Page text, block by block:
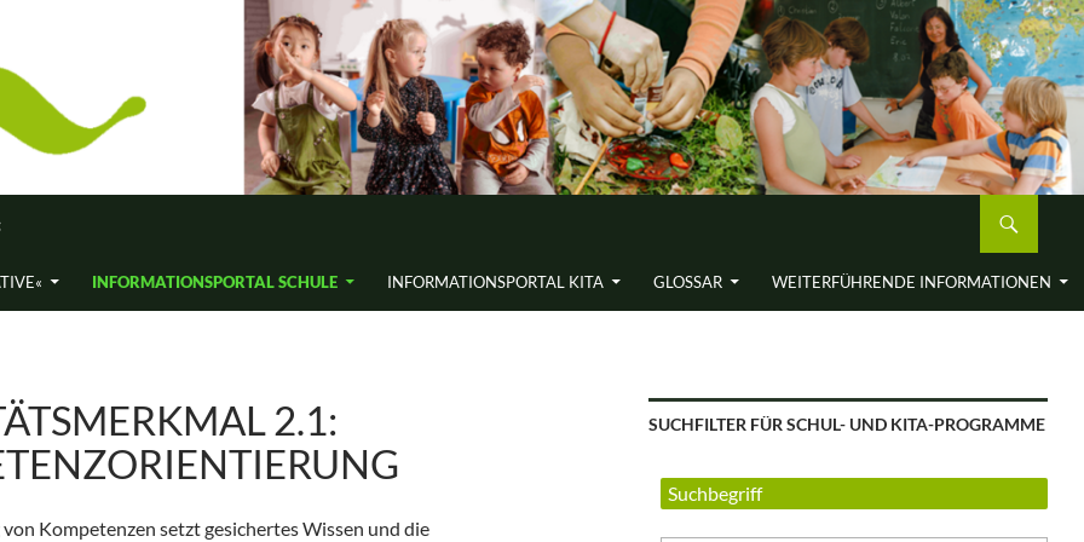
INFORMATIONS­PORTAL SCHULE INFORMATIONS­PORTAL KITA GLOSSAR WEITERFÜH­RENDE INFORMA­TIONEN
2.1:
Kompetenzen setzt gesichertes Wissen und die
SUCHFILTER FÜR SCHUL- UND KITA-PROGRAMME